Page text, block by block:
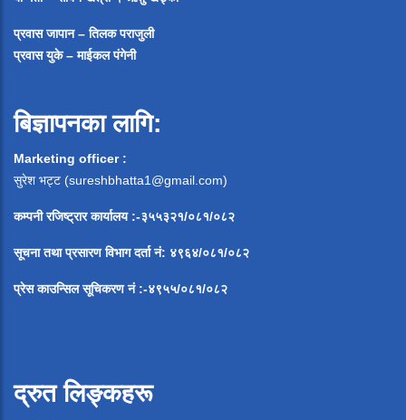
प्रवास जापान – तिलक पराजुली
प्रवास युके – माईकल पंगेनी
बिज्ञापनका लागि:
Marketing officer :
सुरेश भट्ट (sureshbhatta1@gmail.com)
कम्पनी रजिष्ट्रार कार्यालय :-३५५३२१/०८१/०८२
सूचना तथा प्रसारण विभाग दर्ता नं: ४९६४/०८१/०८२
प्रेस काउन्सिल सूचिकरण नं:-४९५५/०८१/०८२
द्रुत लिङ्कहरू